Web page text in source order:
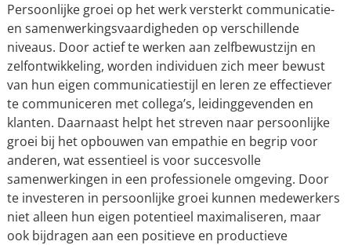
Persoonlijke groei op het werk versterkt communicatie-
en samenwerkingsvaardigheden op verschillende
niveaus. Door actief te werken aan zelfbewustzijn en
zelfontwikkeling, worden individuen zich meer bewust
van hun eigen communicatiestijl en leren ze effectiever
te communiceren met collega’s, leidinggevenden en
klanten. Daarnaast helpt het streven naar persoonlijke
groei bij het opbouwen van empathie en begrip voor
anderen, wat essentieel is voor succesvolle
samenwerkingen in een professionele omgeving. Door
te investeren in persoonlijke groei kunnen medewerkers
niet alleen hun eigen potentieel maximaliseren, maar
ook bijdragen aan een positieve en productieve